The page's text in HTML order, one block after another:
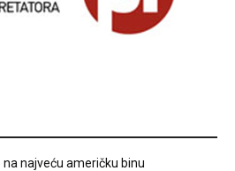
najveću američku binu